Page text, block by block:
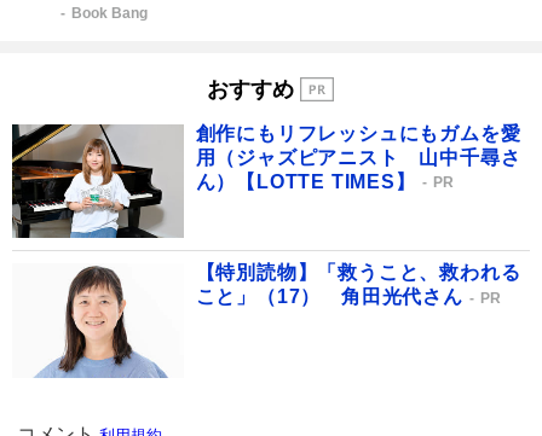
Book Bang
おすすめ
創作にもリフレッシュにもガムを愛
用（ジャズピアニスト 山中千尋さ
ん）【LOTTE TIMES】
PR
【特別読物】「救うこと、救われる
こと」（17） 角田光代さん
PR